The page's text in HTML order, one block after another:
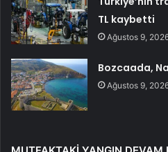
TL kaybetti
Ağustos 9,
Bozcaada,
Ağustos 9,